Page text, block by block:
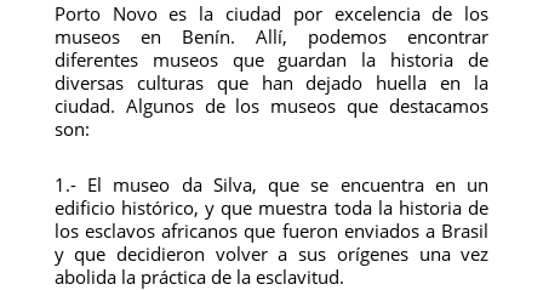
Porto Novo es la ciudad por excelencia de los
museos en Benín. Allí, podemos encontrar
diferentes museos que guardan la historia de
diversas culturas que han dejado huella en la
ciudad. Algunos de los museos que destacamos
son:
1.- El museo da Silva, que se encuentra en un
edificio histórico, y que muestra toda la historia de
los esclavos africanos que fueron enviados a Brasil
y que decidieron volver a sus orígenes una vez
abolida la práctica de la esclavitud.